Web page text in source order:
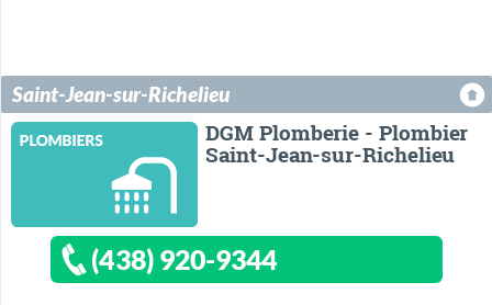
Saint-Jean-sur-Richelieu
DGM Plomberie - Plombier
Saint-Jean-sur-Richelieu
(438) 920-9344